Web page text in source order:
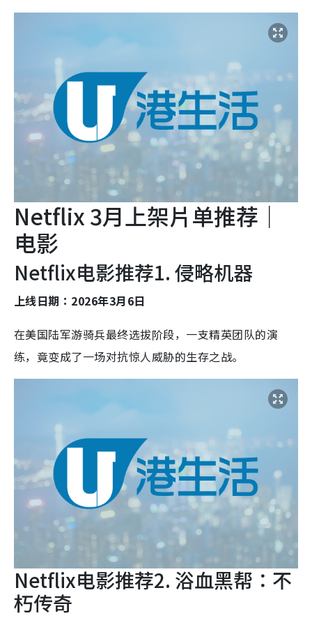
Netflix 3月上架片单推荐｜
电影
Netflix电影推荐1. 侵略机器
上线日期：2026年3月6日
在美国陆军游骑兵最终选拔阶段，一支精英团队的演
练，竟变成了一场对抗惊人威胁的生存之战。
Netflix电影推荐2. 浴血黑帮：不
朽传奇